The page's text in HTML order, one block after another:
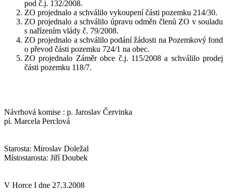
pod č.j. 132/2008.
ZO projednalo a schválilo vykoupení části pozemku 214/30.
ZO projednalo a schválilo úpravu odměn členů ZO v souladu
s nařízením vlády č. 79/2008.
ZO projednalo a schválilo podání žádosti na Pozemkový fond
o převod části pozemku 724/1 na obec.
ZO projednalo Záměr obce č.j. 115/2008 a schválilo prodej
části pozemku 118/7.
Návrhová komise : p. Jaroslav Červinka
pí. Marcela Perclová
Starosta: Miroslav Doležal
Místostarosta: Jiří Doubek
V Horce I dne 27.3.2008